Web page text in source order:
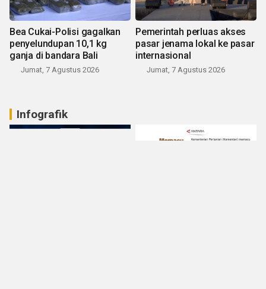
Bea Cukai-Polisi gagalkan
penyelundupan 10,1 kg
ganja di bandara Bali
Jumat, 7 Agustus 2026
Pemerintah perluas akses
pasar jenama lokal ke pasar
internasional
Jumat, 7 Agustus 2026
Infografik